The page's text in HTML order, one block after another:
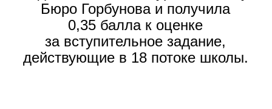
Бюро Горбунова и получила
0,35 балла к оценке
за вступительное задание,
действующие в 18 потоке школы.